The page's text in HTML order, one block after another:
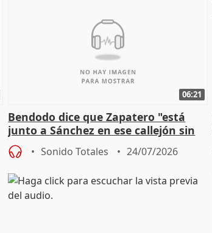
06:21
Bendodo dice que Zapatero "está
junto a Sánchez en ese callejón sin
salida
Sonido Totales 24/07/2026